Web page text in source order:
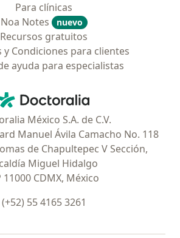
Para clínicas
Noa Notes
nuevo
Recursos gratuitos
y Condiciones para clientes
ayuda para especialistas
Doctoralia - Página de inicio
México S.A. de C.V.
Manuel Ávila Camacho No. 118
de Chapultepec V Sección,
Miguel Hidalgo
11000 CDMX, México
(+52) 55 4165 3261